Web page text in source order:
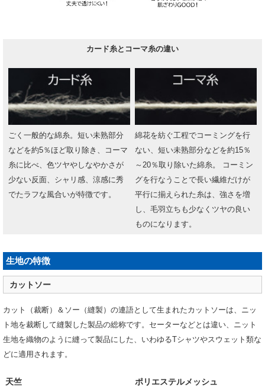
カード糸とコーマ糸の違い
ごく一般的な綿糸。短い未熟部分
などを約5％ほど取り除き、コーマ
糸に比べ、色ツヤやしなやかさが
少ない反面、シャリ感、涼感に秀
でたラフな風合いが特徴です。
綿花を紡ぐ工程でコーミングを行
ない、短い未熟部分などを約15％
～20％取り除いた綿糸。 コーミン
グを行なうことで長い繊維だけが
平行に揃えられた糸は、強さを増
し、毛羽立ちも少なくツヤの良い
ものになります。
生地の特徴
カットソー
カット（裁断）＆ソー（縫製）の連語として生まれたカットソーは、ニッ
ト地を裁断して縫製した製品の総称です。セーターなどとは違い、ニット
生地を織物のように縫って製品にした、いわゆるTシャツやスウェット類な
どに適用されます。
天竺 ポリエステルメッシュ